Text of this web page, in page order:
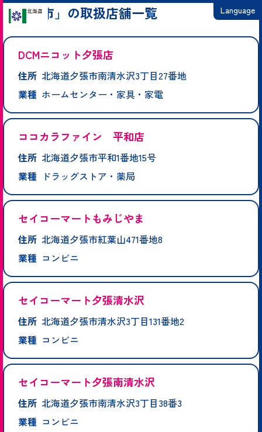
Language
한국어
「夕張市」の取扱店舗一覧
DCMニコット夕張店
住所 北海道夕張市南清水沢3丁目27番地
業種 ホームセンター・家具・家電
ココカラファイン 平和店
住所 北海道夕張市平和1番地15号
業種
ドラッグストア・薬局
セイコーマートもみじやま
住所 北海道夕張市紅葉山471番地8
業種 コンビニ
セイコーマート夕張清水沢
住所 北海道夕張市清水沢3丁目131番地2
業種 コンビニ
セイコーマート夕張南清水沢
住所 北海道夕張市南清水沢3丁目38番3
業種 コンビニ